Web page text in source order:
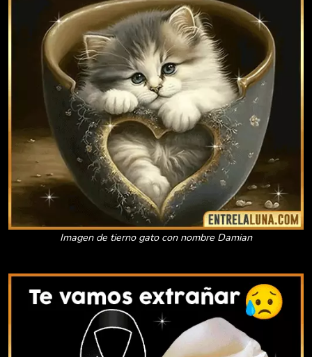
Imagen de tierno gato con nombre Damian